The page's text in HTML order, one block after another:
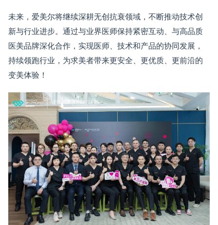
未来，爱美尔将继续深耕无创抗衰领域，不断推动技术创
新与行业进步。通过与业界医师保持紧密互动、与高品质
医美品牌深化合作，实现医师、技术和产品的协同发展，
持续领跑行业，为求美者带来更安全、更优质、更前沿的
变美体验！